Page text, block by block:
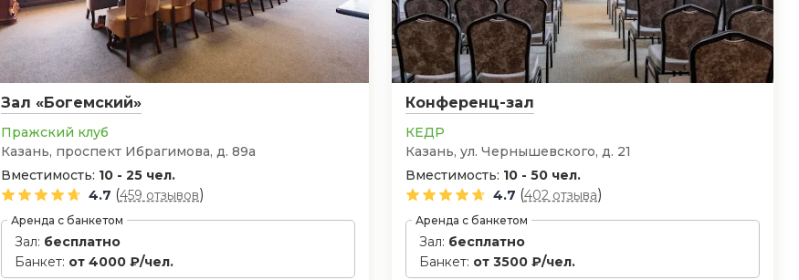
Зал «Богемский»
Пражский клуб
Казань, проспект Ибрагимова, д. 89а
Вместимость: 10 - 25 чел.
4.7 (459 отзывов)
Аренда с банкетом
Зал: бесплатно
Банкет: от 4000 ₽/чел.
Конференц-зал
КЕДР
Казань, ул. Чернышевского, д. 21
Вместимость: 10 - 50 чел.
4.7 (402 отзыва)
Аренда с банкетом
Зал: бесплатно
Банкет: от 3500 ₽/чел.